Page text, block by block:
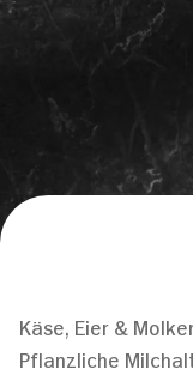
Käse, Eier &
Pflanzliche